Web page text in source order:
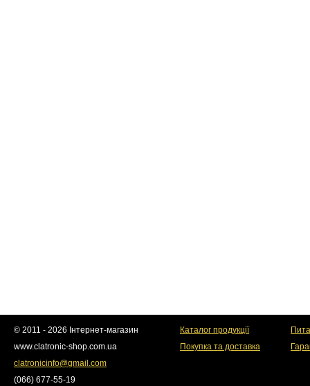
© 2011 - 2026 Інтернет-магазин
www.clatronic-shop.com.ua
clatronicinfo@gmail.com
(066) 677-55-19
Каталог продукції
Покупка та доставка